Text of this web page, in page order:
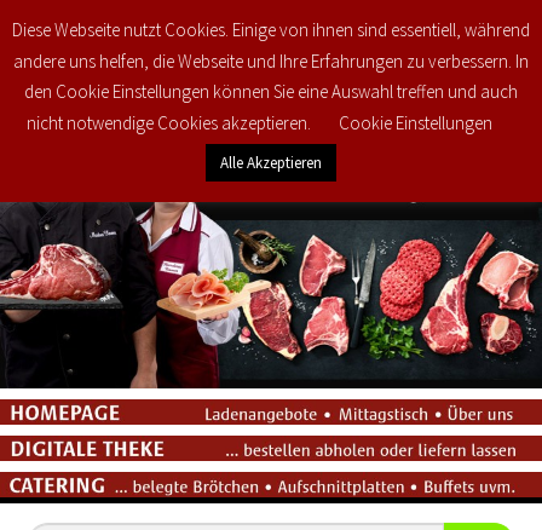
€0,00 0
Diese Webseite nutzt Cookies. Einige von ihnen sind essentiell, während
andere uns helfen, die Webseite und Ihre Erfahrungen zu verbessern. In
den Cookie Einstellungen können Sie eine Auswahl treffen und auch
nicht notwendige Cookies akzeptieren.
Cookie Einstellungen
Alle Akzeptieren